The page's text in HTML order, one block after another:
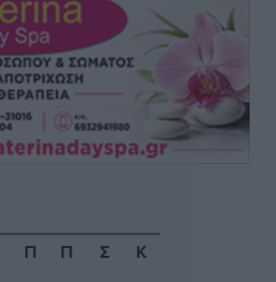
Μαργαρίτης και μία
Π Π Σ Κ